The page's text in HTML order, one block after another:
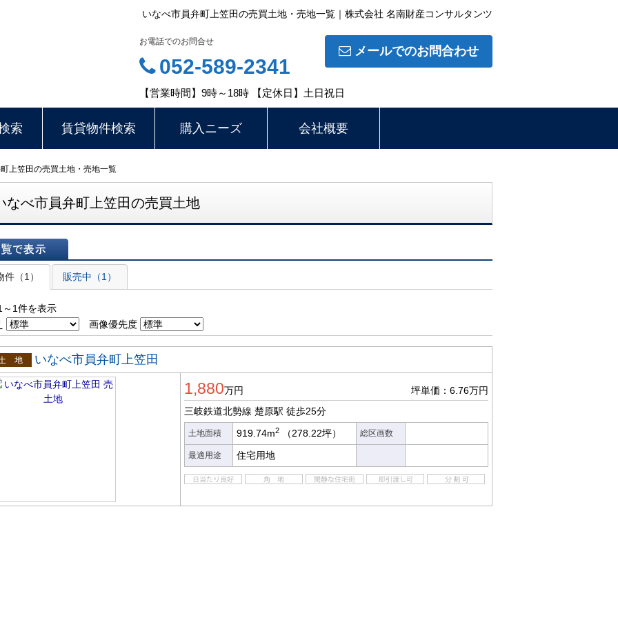
いなべ市員弁町上笠田の売買土地・売地一覧｜株式会社 名南財産コンサルタンツ
メールでのお問合わせ
お電話でのお問合せ
052-589-2341
【営業時間】9時～18時 【定休日】土日祝日
索 賃貸物件検索 購入ニーズ 会社概要
上笠田の売買土地・売地一覧
なべ市員弁町上笠田の売買土地
示
件（1）
販売中（1）
1件を表示
画像優先度
地
いなべ市員弁町上笠田
1,880万円
坪単価：6.76万円
三岐鉄道北勢線 楚原駅 徒歩25分
土地面積 919.74m2 （278.22坪） 総区画数
最適用途 住宅用地